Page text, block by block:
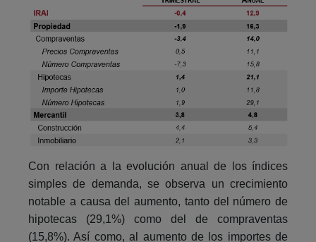
Con relación a la evolución anual de los índices
simples de demanda, se observa un crecimiento
notable a causa del aumento, tanto del número de
hipotecas (29,1%) como del de compraventas
(15,8%). Así como, al aumento de los importes de